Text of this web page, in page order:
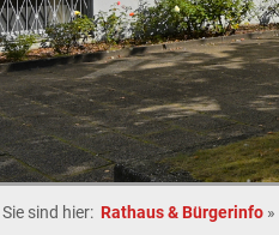
Sie sind hier: Rathaus & Bürgerinfo »